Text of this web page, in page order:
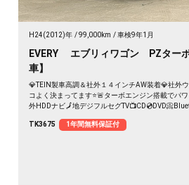
H24(2012)年 99,000km 車検9年1月
EVERY エブリィワゴン PZター
車】
💎TEIN製車高調＆社外１４インチAW装着💎社外
コよく決まってます⭐🚨ターボエンジン搭載でパ
外HDDナビ🗾地デジフルセグ
れも楽々✨
TK3675 1年間無料保証付